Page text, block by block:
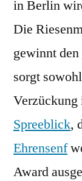
in Berlin
Die
gewinnt den
sorgt
Spreeblick,
Ehrensenf
Award